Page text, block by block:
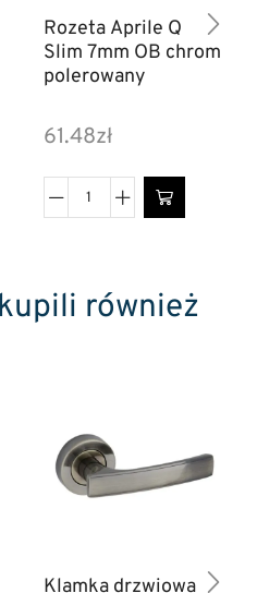
Rozeta Aprile Q
Slim 7mm OB chrom
polerowany
61.48zł
również
Klamka drzwiowa